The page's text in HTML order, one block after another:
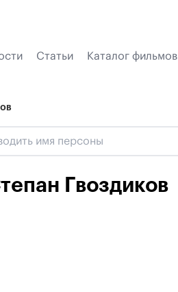
Статьи Каталог фильмов
Гвоздиков